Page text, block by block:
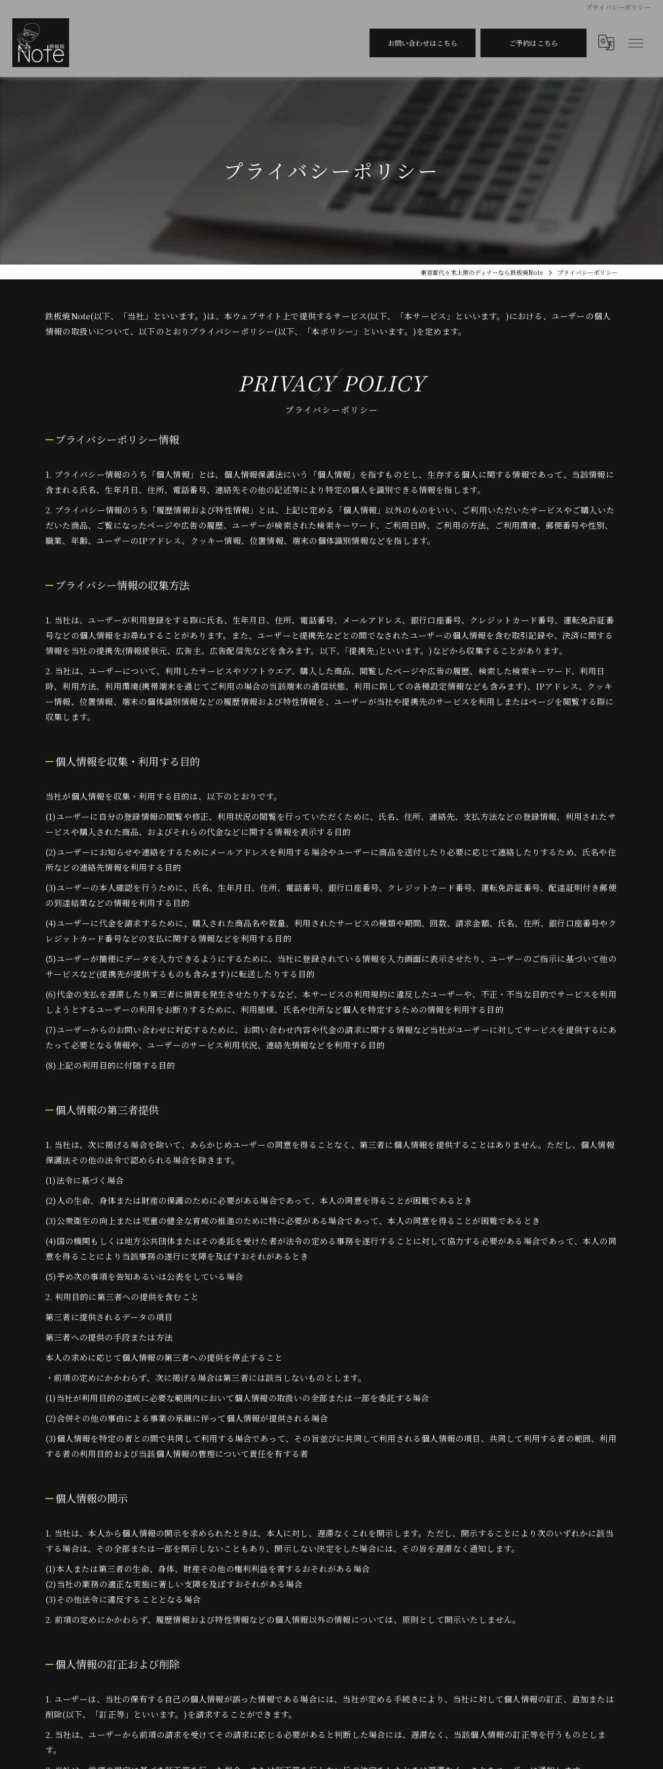
プライバシーポリシー
お問い合わせはこちら ご予約はこちら
プライバシーポリシー
東京都代々木上原のディナーなら鉄板焼Note プライバシーポリシー
鉄板焼Note(以下、「当社」といいます。)は、本ウェブサイト上で提供するサービス(以下、「本サービス」といいます。)における、ユーザーの個人
情報の取扱いについて、以下のとおりプライバシーポリシー(以下、「本ポリシー」といいます。)を定めます。
プライバシーポリシー
PRIVACY POLICY
プライバシーポリシー情報
1. プライバシー情報のうち「個人情報」とは、個人情報保護法にいう「個人情報」を指すものとし、生存する個人に関する情報であって、当該情報に
含まれる氏名、生年月日、住所、電話番号、連絡先その他の記述等により特定の個人を識別できる情報を指します。
2. プライバシー情報のうち「履歴情報および特性情報」とは、上記に定める「個人情報」以外のものをいい、ご利用いただいたサービスやご購入いた
だいた商品、ご覧になったページや広告の履歴、ユーザーが検索された検索キーワード、ご利用日時、ご利用の方法、ご利用環境、郵便番号や性別、
職業、年齢、ユーザーのIPアドレス、クッキー情報、位置情報、端末の個体識別情報などを指します。
プライバシー情報の収集方法
1. 当社は、ユーザーが利用登録をする際に氏名、生年月日、住所、電話番号、メールアドレス、銀行口座番号、クレジットカード番号、運転免許証番
号などの個人情報をお尋ねすることがあります。また、ユーザーと提携先などとの間でなされたユーザーの個人情報を含む取引記録や、決済に関する
情報を当社の提携先(情報提供元、広告主、広告配信先などを含みます。以下、｢提携先｣といいます。)などから収集することがあります。
2. 当社は、ユーザーについて、利用したサービスやソフトウエア、購入した商品、閲覧したページや広告の履歴、検索した検索キーワード、利用日
時、利用方法、利用環境(携帯端末を通じてご利用の場合の当該端末の通信状態、利用に際しての各種設定情報なども含みます)、IPアドレス、クッキ
ー情報、位置情報、端末の個体識別情報などの履歴情報および特性情報を、ユーザーが当社や提携先のサービスを利用しまたはページを閲覧する際に
収集します。
個人情報を収集・利用する目的
当社が個人情報を収集・利用する目的は、以下のとおりです。
(1)ユーザーに自分の登録情報の閲覧や修正、利用状況の閲覧を行っていただくために、氏名、住所、連絡先、支払方法などの登録情報、利用されたサ
ービスや購入された商品、およびそれらの代金などに関する情報を表示する目的
(2)ユーザーにお知らせや連絡をするためにメールアドレスを利用する場合やユーザーに商品を送付したり必要に応じて連絡したりするため、氏名や住
所などの連絡先情報を利用する目的
(3)ユーザーの本人確認を行うために、氏名、生年月日、住所、電話番号、銀行口座番号、クレジットカード番号、運転免許証番号、配達証明付き郵便
の到達結果などの情報を利用する目的
(4)ユーザーに代金を請求するために、購入された商品名や数量、利用されたサービスの種類や期間、回数、請求金額、氏名、住所、銀行口座番号やク
レジットカード番号などの支払に関する情報などを利用する目的
(5)ユーザーが簡便にデータを入力できるようにするために、当社に登録されている情報を入力画面に表示させたり、ユーザーのご指示に基づいて他の
サービスなど(提携先が提供するものも含みます)に転送したりする目的
(6)代金の支払を遅滞したり第三者に損害を発生させたりするなど、本サービスの利用規約に違反したユーザーや、不正・不当な目的でサービスを利用
しようとするユーザーの利用をお断りするために、利用態様、氏名や住所など個人を特定するための情報を利用する目的
(7)ユーザーからのお問い合わせに対応するために、お問い合わせ内容や代金の請求に関する情報など当社がユーザーに対してサービスを提供するにあ
たって必要となる情報や、ユーザーのサービス利用状況、連絡先情報などを利用する目的
(8)上記の利用目的に付随する目的
個人情報の第三者提供
1. 当社は、次に掲げる場合を除いて、あらかじめユーザーの同意を得ることなく、第三者に個人情報を提供することはありません。ただし、個人情報
保護法その他の法令で認められる場合を除きます。
(1)法令に基づく場合
(2)人の生命、身体または財産の保護のために必要がある場合であって、本人の同意を得ることが困難であるとき
(3)公衆衛生の向上または児童の健全な育成の推進のために特に必要がある場合であって、本人の同意を得ることが困難であるとき
(4)国の機関もしくは地方公共団体またはその委託を受けた者が法令の定める事務を遂行することに対して協力する必要がある場合であって、本人の同
意を得ることにより当該事務の遂行に支障を及ぼすおそれがあるとき
(5)予め次の事項を告知あるいは公表をしている場合
2. 利用目的に第三者への提供を含むこと
第三者に提供されるデータの項目
第三者への提供の手段または方法
本人の求めに応じて個人情報の第三者への提供を停止すること
・前項の定めにかかわらず、次に掲げる場合は第三者には該当しないものとします。
(1)当社が利用目的の達成に必要な範囲内において個人情報の取扱いの全部または一部を委託する場合
(2)合併その他の事由による事業の承継に伴って個人情報が提供される場合
(3)個人情報を特定の者との間で共同して利用する場合であって、その旨並びに共同して利用される個人情報の項目、共同して利用する者の範囲、利用
する者の利用目的および当該個人情報の管理について責任を有する者
個人情報の開示
1. 当社は、本人から個人情報の開示を求められたときは、本人に対し、遅滞なくこれを開示します。ただし、開示することにより次のいずれかに該当
する場合は、その全部または一部を開示しないこともあり、開示しない決定をした場合には、その旨を遅滞なく通知します。
(1)本人または第三者の生命、身体、財産その他の権利利益を害するおそれがある場合
(2)当社の業務の適正な実施に著しい支障を及ぼすおそれがある場合
(3)その他法令に違反することとなる場合
2. 前項の定めにかかわらず、履歴情報および特性情報などの個人情報以外の情報については、原則として開示いたしません。
個人情報の訂正および削除
1. ユーザーは、当社の保有する自己の個人情報が誤った情報である場合には、当社が定める手続きにより、当社に対して個人情報の訂正、追加または
削除(以下、「訂正等」といいます。)を請求することができます。
2. 当社は、ユーザーから前項の請求を受けてその請求に応じる必要があると判断した場合には、遅滞なく、当該個人情報の訂正等を行うものとしま
す。